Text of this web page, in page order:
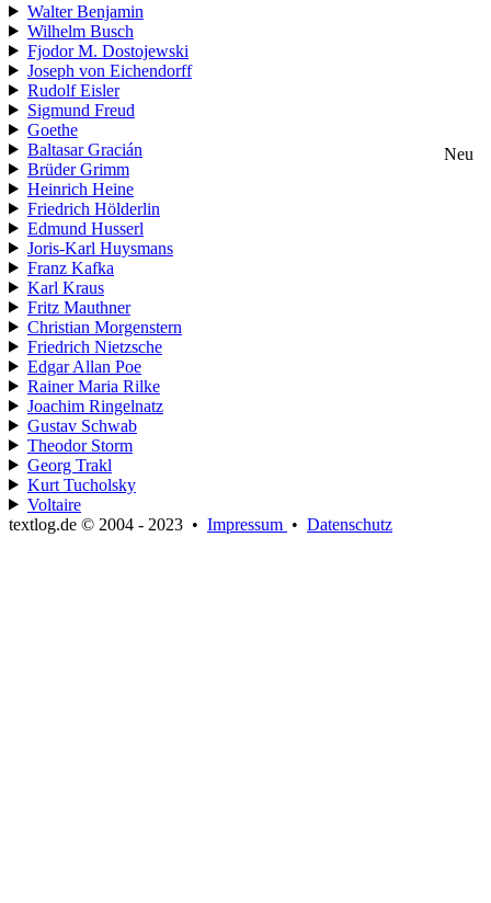
Walter Benjamin
Wilhelm Busch
Fjodor M. Dostojewski
Joseph von Eichendorff
Rudolf Eisler
Sigmund Freud
Goethe
Baltasar Gracián
Neu
Brüder Grimm
Heinrich Heine
Friedrich Hölderlin
Edmund Husserl
Joris-Karl Huysmans
Franz Kafka
Karl Kraus
Fritz Mauthner
Christian Morgenstern
Friedrich Nietzsche
Edgar Allan Poe
Rainer Maria Rilke
Joachim Ringelnatz
Gustav Schwab
Theodor Storm
Georg Trakl
Kurt Tucholsky
Voltaire
textlog.de © 2004 - 2023 • Impressum • Datenschutz